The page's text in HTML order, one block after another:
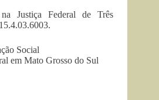
na Justiça Federal de Três
Social
em Mato Grosso do Sul